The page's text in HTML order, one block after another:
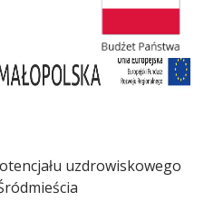
uzdrowiskowego